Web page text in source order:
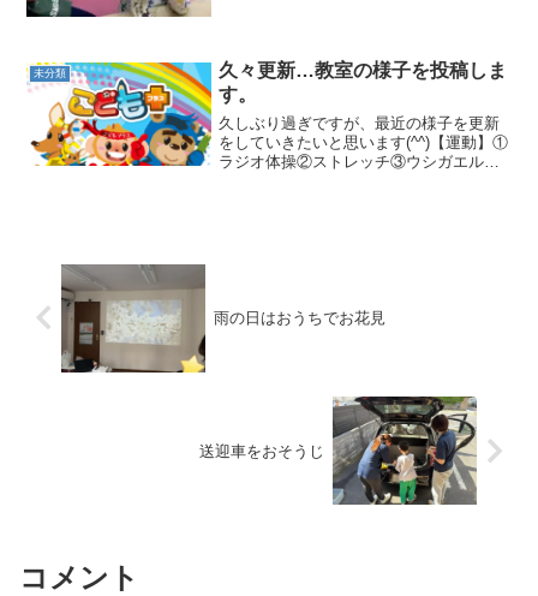
いので指導員が子どもの...
未分類
久々更新…教室の様子を投稿しま
す。
久しぶり過ぎですが、最近の様子を更新
をしていきたいと思います(^^)【運動】①
ラジオ体操②ストレッチ③ウシガエル④
雨の日はおうちでお花見
送迎車をおそうじ
コメント